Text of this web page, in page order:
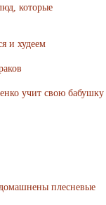
которые
и худеем
учит свою бабушку
плесневые